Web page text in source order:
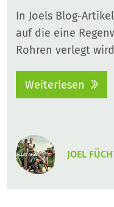
In Joels Blog-
auf die eine
Rohren verlegt
Weiterlesen
JOEL